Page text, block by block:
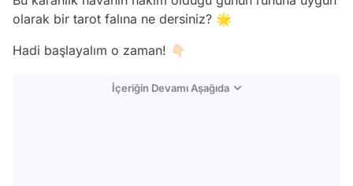
olarak bir tarot falına ne dersiniz? 🌟
Hadi başlayalım o zaman! 👇🏻
İçeriğin Devamı Aşağıda